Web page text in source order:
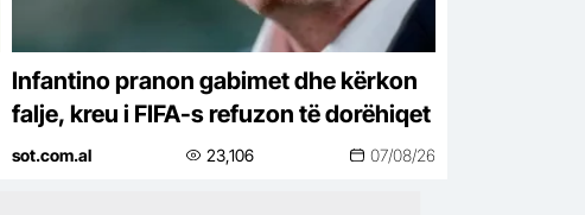
Infantino pranon gabimet dhe kërkon
falje, kreu i FIFA-s refuzon të dorëhiqet
sot.com.al 23,106 07/08/26